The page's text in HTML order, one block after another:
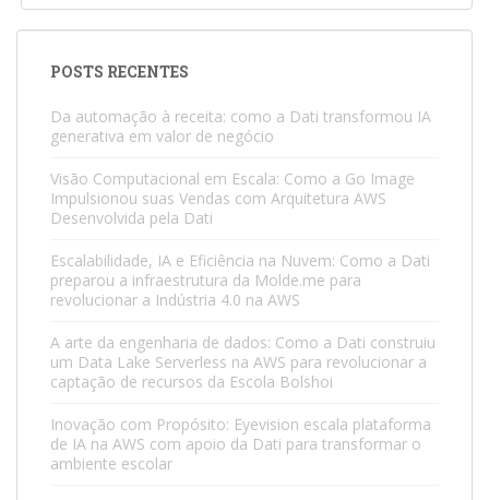
POSTS RECENTES
Da automação à receita: como a Dati transformou IA
generativa em valor de negócio
Visão Computacional em Escala: Como a Go Image
Impulsionou suas Vendas com Arquitetura AWS
Desenvolvida pela Dati
Escalabilidade, IA e Eficiência na Nuvem: Como a Dati
preparou a infraestrutura da Molde.me para
revolucionar a Indústria 4.0 na AWS
A arte da engenharia de dados: Como a Dati construiu
um Data Lake Serverless na AWS para revolucionar a
captação de recursos da Escola Bolshoi
Inovação com Propósito: Eyevision escala plataforma
de IA na AWS com apoio da Dati para transformar o
ambiente escolar